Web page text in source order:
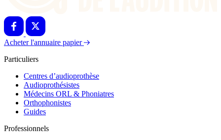
Acheter l'annuaire papier
Particuliers
Centres d’audioprothèse
Audioprothésistes
Médecins ORL & Phoniatres
Orthophonistes
Guides
Professionnels